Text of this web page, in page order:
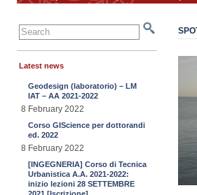
Latest news
Geodesign (laboratorio) – LM
IAT – AA 2021-2022
8 February 2022
Corso GIScience per dottorandi
ed. 2022
8 February 2022
[INGEGNERIA] Corso di Tecnica
Urbanistica A.A. 2021-2022:
inizio lezioni 28 SETTEMBRE
2021 [Iscrizione]